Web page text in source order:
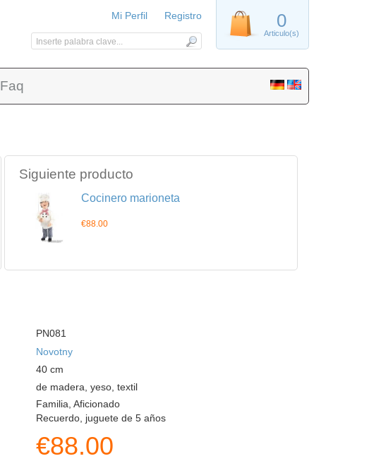
Faq
Siguiente producto
Cocinero marioneta
€88.00
PN081
Novotny
40 cm
de madera, yeso, textil
Familia, Aficionado
Recuerdo, juguete de 5 años
€88.00
0
Articulo(s)
Mi Perfil Registro